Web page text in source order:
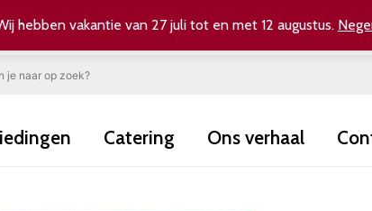
Catering Ons verhaal
hebben vakantie van 27 juli tot en met 12 augustus.